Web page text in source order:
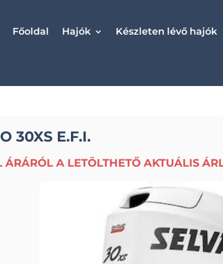
Főoldal Hajók Készleten lévő hajók
30XS E.F.I.
ÁRÁRÓL A LETÖLTHETŐ AKTUÁLIS